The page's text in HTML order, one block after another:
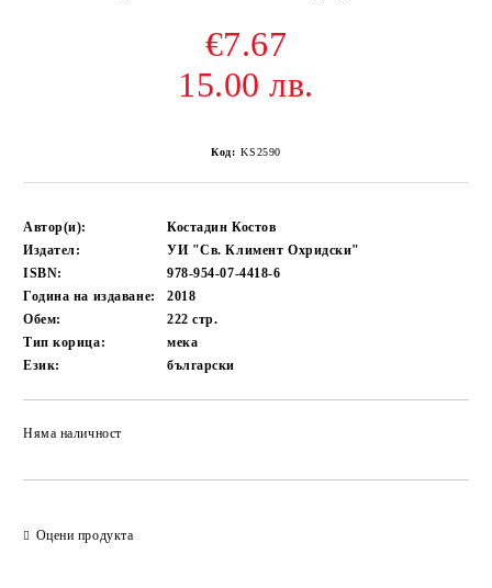
€7.67
15.00 лв.
Код: KS2590
Автор(и):
Костадин Костов
Издател:
УИ "Св. Климент Охридски"
ISBN:
978-954-07-4418-6
Година на издаване:
2018
Обем:
222стр.
Тип корица:
мека
Език:
български
Няма наличност
Оцени продукта